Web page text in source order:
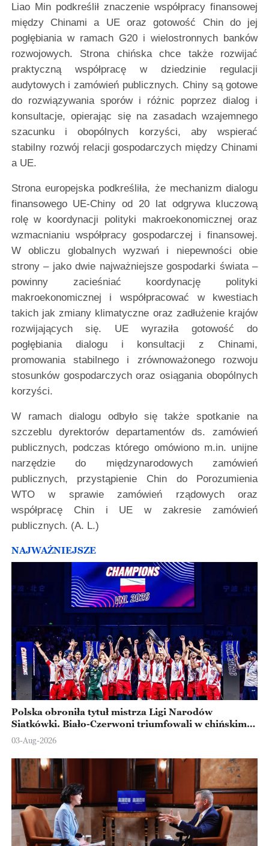
Liao Min podkreślił znaczenie współpracy finansowej
między Chinami a UE oraz gotowość Chin do jej
pogłębiania w ramach G20 i wielostronnych banków
rozwojowych. Strona chińska chce także rozwijać
praktyczną współpracę w dziedzinie regulacji
audytowych i zamówień publicznych. Chiny są gotowe
do rozwiązywania sporów i różnic poprzez dialog i
konsultacje, opierając się na zasadach wzajemnego
szacunku i obopólnych korzyści, aby wspierać
stabilny rozwój relacji gospodarczych między Chinami
a UE.
Strona europejska podkreśliła, że mechanizm dialogu
finansowego UE-Chiny od 20 lat odgrywa kluczową
rolę w koordynacji polityki makroekonomicznej oraz
wzmacnianiu współpracy gospodarczej i finansowej.
W obliczu globalnych wyzwań i niepewności obie
strony – jako dwie najważniejsze gospodarki świata –
powinny zacieśniać koordynację polityki
makroekonomicznej i współpracować w kwestiach
takich jak zmiany klimatyczne oraz zadłużenie krajów
rozwijających się. UE wyraziła gotowość do
pogłębiania dialogu i konsultacji z Chinami,
promowania stabilnego i zrównoważonego rozwoju
stosunków gospodarczych oraz osiągania obopólnych
korzyści.
W ramach dialogu odbyło się także spotkanie na
szczeblu dyrektorów departamentów ds. zamówień
publicznych, podczas którego omówiono m.in. unijne
narzędzie do międzynarodowych zamówień
publicznych, przystąpienie Chin do Porozumienia
WTO w sprawie zamówień rządowych oraz
współpracę Chin i UE w zakresie zamówień
publicznych. (A. L.)
NAJWAŻNIEJSZE
Polska obroniła tytuł mistrza Ligi Narodów
Siatkówki. Biało-Czerwoni triumfowali w chińskim
Ningbo
03-Aug-2026